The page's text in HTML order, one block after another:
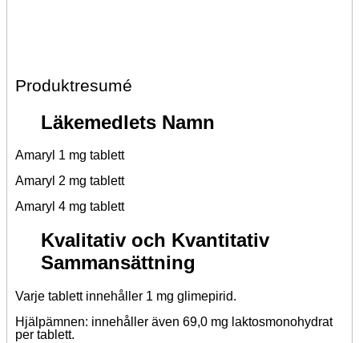
Produktresumé
Läkemedlets Namn
Amaryl 1 mg tablett
Amaryl 2 mg tablett
Amaryl 4 mg tablett
Kvalitativ och Kvantitativ
Sammansättning
Varje tablett innehåller 1 mg glimepirid.
Hjälpämnen: innehåller även 69,0 mg laktosmonohydrat
per tablett.